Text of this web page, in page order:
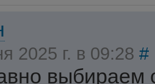
2025 г. в 09:28 #
выбираем